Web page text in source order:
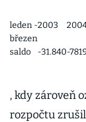
leden -
březen
2003
saldo -31.840-
, kdy zároveň
rozpočtu